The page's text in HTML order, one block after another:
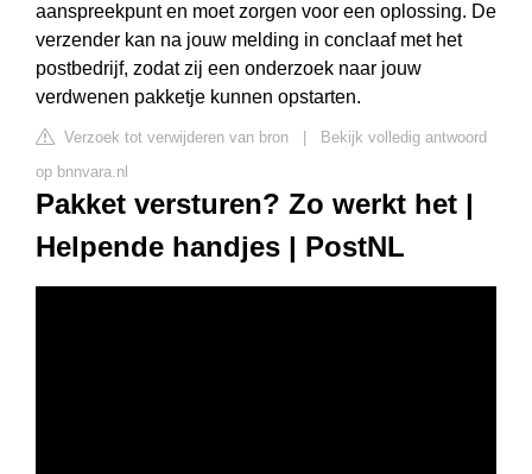
aanspreekpunt en moet zorgen voor een oplossing. De
verzender kan na jouw melding in conclaaf met het
postbedrijf, zodat zij een onderzoek naar jouw
verdwenen pakketje kunnen opstarten.
Verzoek tot verwijderen van bron
Bekijk volledig antwoord
op bnnvara.nl
Pakket versturen? Zo werkt het |
Helpende handjes | PostNL